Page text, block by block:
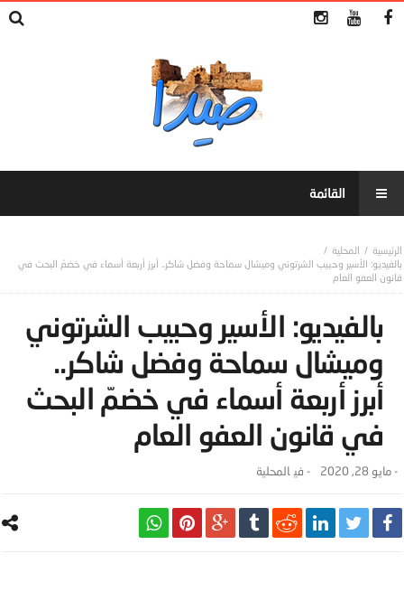
المحلية
بالفيديو: الأسير وحبيب الشرتوني وميشال سماحة وفضل شاكر.. أبرز أربعة أسماء في خضمّ البحث في
قانون العفو العام
بالفيديو: الأسير وحبيب الشرتوني
وميشال سماحة وفضل شاكر..
أبرز أربعة أسماء في خضمّ البحث
في قانون العفو العام
-مايو 28, 2020 - ‎في المحلية